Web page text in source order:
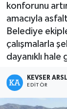
konforunu
amacıyla
Belediye
çalışmalarla
dayanıklı
KEVSER
EDITÖR
Sağlık
Teknoloji
Kültür -
Yaşam
Son
Haber